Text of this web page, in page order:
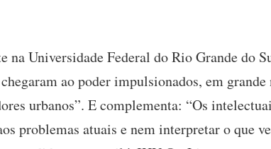
na Universidade Federal do Rio Grande do
ao poder impulsionados, em
urbanos”. E complementa: “Os
problemas atuais e nem interpretar o que